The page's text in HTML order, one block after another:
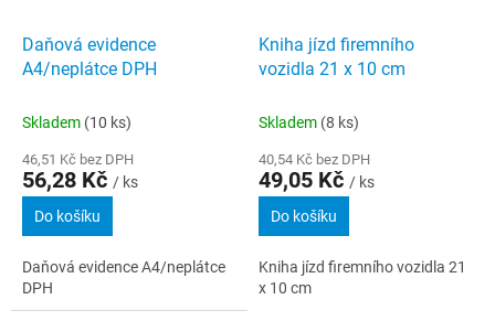
Daňová evidence
A4/neplátce DPH
Skladem (10 ks)
46,51 Kč bez DPH
56,28 Kč / ks
Do košíku
Daňová evidence A4/neplátce
DPH
Kniha jízd firemního
vozidla 21 x 10 cm
Skladem (8 ks)
40,54 Kč bez DPH
49,05 Kč / ks
Do košíku
Kniha jízd firemního vozidla 21
x 10 cm